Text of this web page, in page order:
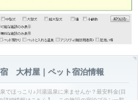
大村屋｜ペット宿泊情報
ほっこり♪川湯温泉に来ませんか？最安料金(目